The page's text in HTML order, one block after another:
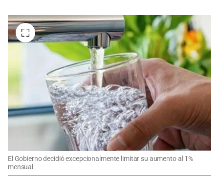
El Gobierno decidió excepcionalmente limitar su aumento al 1%
mensual